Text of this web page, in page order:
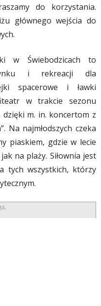
do korzystania.
głównego wejścia do
w Świebodzicach to
i rekreacji dla
spacerowe i ławki
w trakcie sezonu
m. in. koncertom z
Na najmłodszych czeka
piaskiem, gdzie w lecie
na plaży. Siłownia jest
tych wszystkich, którzy